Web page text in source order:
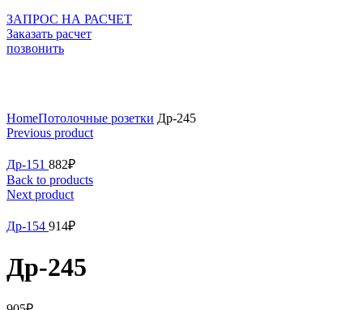
ЗАПРОС НА РАСЧЕТ
Заказать расчет
позвонить
HomeПотолочные розетки Др-245
Previous product
Др-151 882₽
Back to products
Next product
Др-154 914₽
Др-245